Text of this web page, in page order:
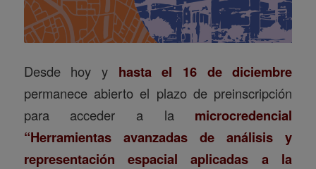
Desde hoy y hasta el 16 de diciembre
permanece abierto el plazo de preinscripción
para acceder a la microcredencial
“Herramientas avanzadas de análisis y
representación espacial aplicadas a la